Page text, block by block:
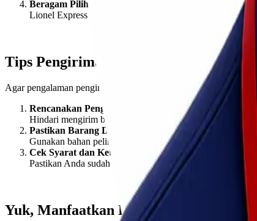
Beragam Pilihan Layanan
Lionel Express menawarkan beragam pilihan layanan,
Tips Pengiriman Saat Natal dan Tahun
Agar pengalaman pengiriman barang Anda semakin lancar,
Rencanakan Pengiriman Lebih Awal
Hindari mengirim barang di saat-saat terakhir untuk
Pastikan Barang Dikemas dengan Aman
Gunakan bahan pelindung seperti bubble wrap dan
Cek Syarat dan Ketentuan Pengiriman
Pastikan Anda sudah memahami syarat dan ketentuan
Yuk, Manfaatkan Promo Ini Sekarang!